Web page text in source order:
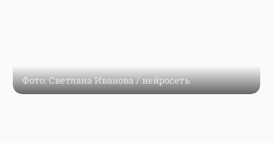
Фото: Светлана Иванова / нейросеть